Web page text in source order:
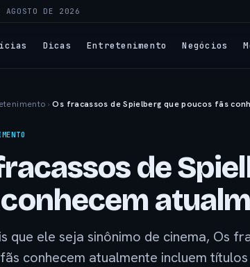
DE 2026
Dicas Entretenimento Negócios
› Os fracassos de Spielberg que poucos fãs
de
que ele seja sinônimo de cinema, Os
conhecem atualmente incluem